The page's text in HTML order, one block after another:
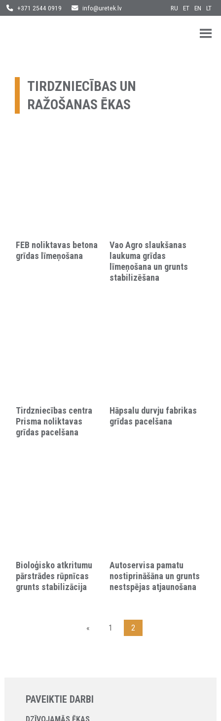
Skip
to
+371 2544 0919 info@uretek.lv RU ET EN LT
TIRDZNIECĪBAS UN
RAŽOŠANAS ĒKAS
FEB noliktavas betona
grīdas līmeņošana
Vao Agro slaukšanas
laukuma grīdas
līmeņošana un grunts
stabilizēšana
Tirdzniecības centra
Prisma noliktavas
grīdas pacelšana
Hāpsalu durvju fabrikas
grīdas pacelšana
Bioloģisko atkritumu
pārstrādes rūpnīcas
grunts stabilizācija
Autoservisa pamatu
nostiprināšāna un grunts
nestspējas atjaunošana
« 1 2
PAVEIKTIE DARBI